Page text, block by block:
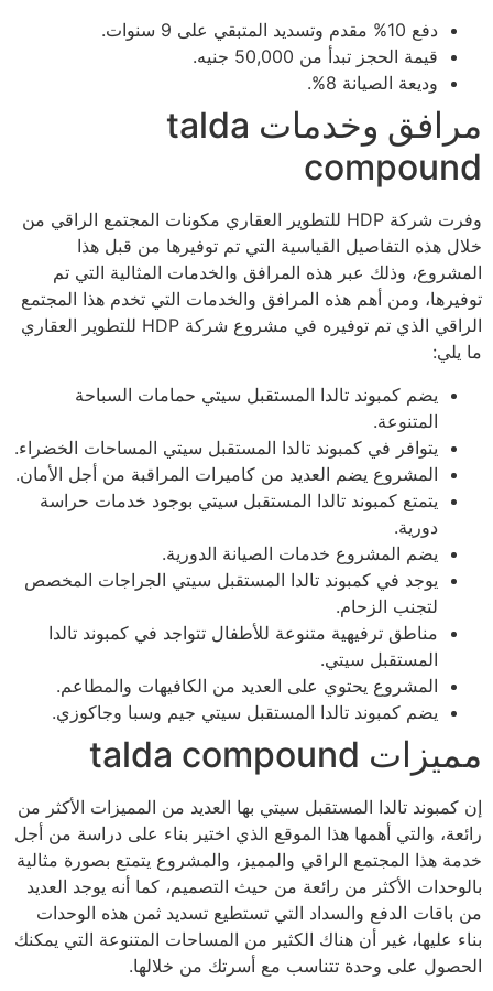
دفع 10% مقدم وتسديد المتبقي على 9 سنوات.
قيمة الحجز تبدأ من 50,000 جنيه.
وديعة الصيانة 8%.
مرافق وخدمات talda
compound
وفرت شركة HDP للتطوير العقاري مكونات المجتمع الراقي من
خلال هذه التفاصيل القياسية التي تم توفيرها من قبل هذا
المشروع، وذلك عبر هذه المرافق والخدمات المثالية التي تم
توفيرها، ومن أهم هذه المرافق والخدمات التي تخدم هذا المجتمع
الراقي الذي تم توفيره في مشروع شركة HDP للتطوير العقاري
ما يلي:
يضم كمبوند تالدا المستقبل سيتي حمامات السباحة
المتنوعة.
يتوافر في كمبوند تالدا المستقبل سيتي المساحات الخضراء.
المشروع يضم العديد من كاميرات المراقبة من أجل الأمان.
يتمتع كمبوند تالدا المستقبل سيتي بوجود خدمات حراسة
دورية.
يضم المشروع خدمات الصيانة الدورية.
يوجد في كمبوند تالدا المستقبل سيتي الجراجات المخصص
لتجنب الزحام.
مناطق ترفيهية متنوعة للأطفال تتواجد في كمبوند تالدا
المستقبل سيتي.
المشروع يحتوي على العديد من الكافيهات والمطاعم.
يضم كمبوند تالدا المستقبل سيتي جيم وسبا وجاكوزي.
مميزات talda compound
إن كمبوند تالدا المستقبل سيتي بها العديد من المميزات الأكثر من
رائعة، والتي أهمها هذا الموقع الذي اختير بناء على دراسة من أجل
خدمة هذا المجتمع الراقي والمميز، والمشروع يتمتع بصورة مثالية
بالوحدات الأكثر من رائعة من حيث التصميم، كما أنه يوجد العديد
من باقات الدفع والسداد التي تستطيع تسديد ثمن هذه الوحدات
بناء عليها، غير أن هناك الكثير من المساحات المتنوعة التي يمكنك
الحصول على وحدة تتناسب مع أسرتك من خلالها.